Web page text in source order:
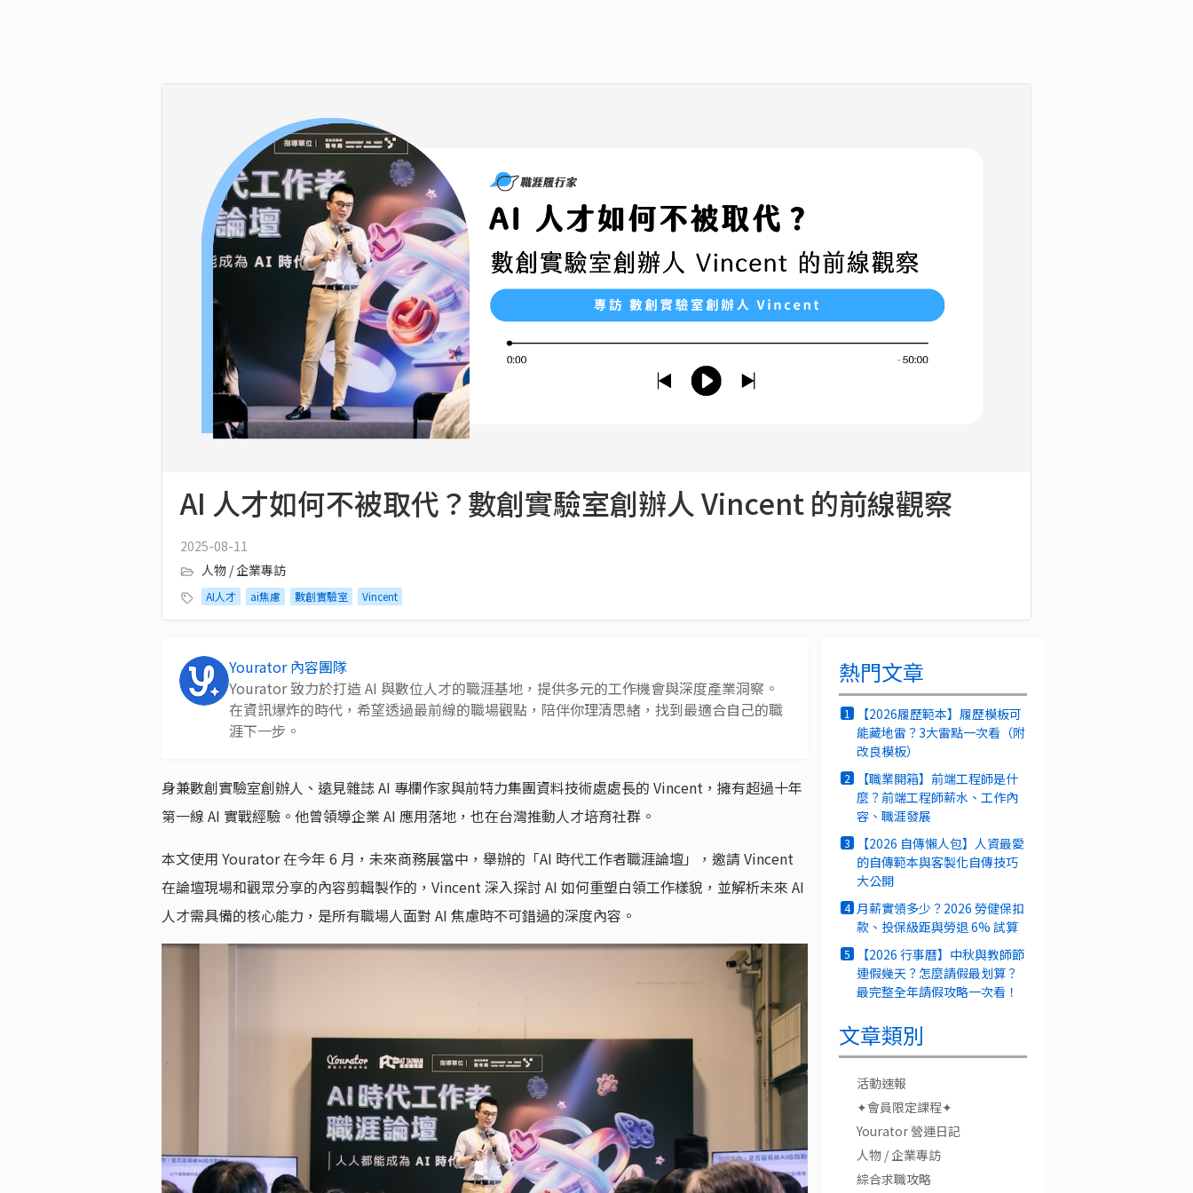
AI 人才如何不被取代？數創實驗室創辦人 Vincent 的前線觀察
2025-08-11
人物 / 企業專訪
AI人才 ai焦慮 數創實驗室 Vincent
Yourator 內容團隊
Yourator 致力於打造 AI 與數位人才的職涯基地，提供多元的工作機會與深度產業洞察。
在資訊爆炸的時代，希望透過最前線的職場觀點，陪伴你理清思緒，找到最適合自己的職
涯下一步。
身兼數創實驗室創辦人、遠見雜誌 AI 專欄作家與前特力集團資料技術處處長的 Vincent，擁有超過十年
第一線 AI 實戰經驗。他曾領導企業 AI 應用落地，也在台灣推動人才培育社群。
本文使用 Yourator 在今年 6 月，未來商務展當中，舉辦的「AI 時代工作者職涯論壇」，邀請 Vincent
在論壇現場和觀眾分享的內容剪輯製作的，Vincent 深入探討 AI 如何重塑白領工作樣貌，並解析未來 AI
人才需具備的核心能力，是所有職場人面對 AI 焦慮時不可錯過的深度內容。
熱門文章
1
【2026履歷範本】履歷模板可
能藏地雷？3大雷點一次看（附
改良模板）
2
【職業開箱】前端工程師是什
麼？前端工程師薪水、工作內
容、職涯發展
3
【2026 自傳懶人包】人資最愛
的自傳範本與客製化自傳技巧
大公開
4 月薪實領多少？2026 勞健保扣
款、投保級距與勞退 6% 試算
5
【2026 行事曆】中秋與教師節
連假幾天？怎麼請假最划算？
最完整全年請假攻略一次看！
文章類別
活動速報
✦會員限定課程✦
Yourator 營運日記
人物 / 企業專訪
綜合求職攻略